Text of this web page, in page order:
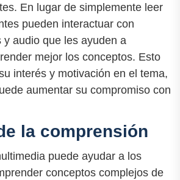
En lugar de simplemente leer
pueden interactuar con
y audio que les ayuden a
mejor los conceptos. Esto
interés y motivación en el tema,
aumentar su compromiso con
la comprensión
puede ayudar a los
conceptos complejos de